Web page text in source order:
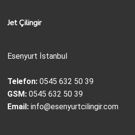
Jet Çilingir
Esenyurt İstanbul
Telefon: 0545 632 50 39
GSM: 0545 632 50 39
Email: info@esenyurtcilingir.com